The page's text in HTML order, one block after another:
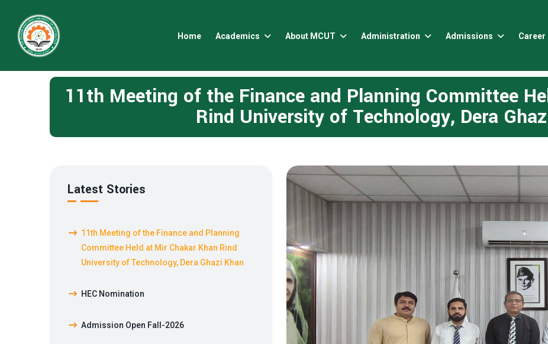
Home Academics About MCUT Administration Admissions Career
11th Meeting of the Finance and Planning Committee
Rind University of Technology, Dera
Latest Stories
11th Meeting of the Finance and Planning
Committee Held at Mir Chakar Khan Rind
University of Technology, Dera Ghazi Khan
HEC Nomination
Admission Open Fall-2026